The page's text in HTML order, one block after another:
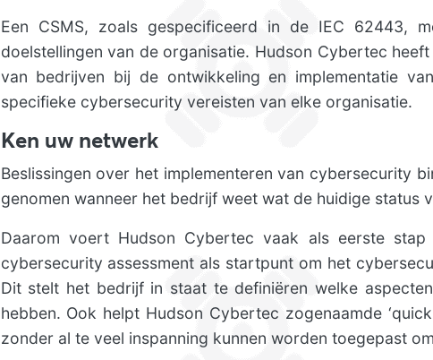
Een CSMS, zoals gespecificeerd in de IEC 62443,
doelstellingen van de organisatie. Hudson Cybertec
van bedrijven bij de ontwikkeling en implementatie
specifieke cybersecurity vereisten van elke organisatie.
Ken uw netwerk
Beslissingen over het implementeren van cybersecurity
genomen wanneer het bedrijf weet wat de huidige status
Daarom voert Hudson Cybertec vaak als eerste
cybersecurity assessment als startpunt om het
Dit stelt het bedrijf in staat te definiëren welke
hebben. Ook helpt Hudson Cybertec zogenaamde
zonder al te veel inspanning kunnen worden toegepast